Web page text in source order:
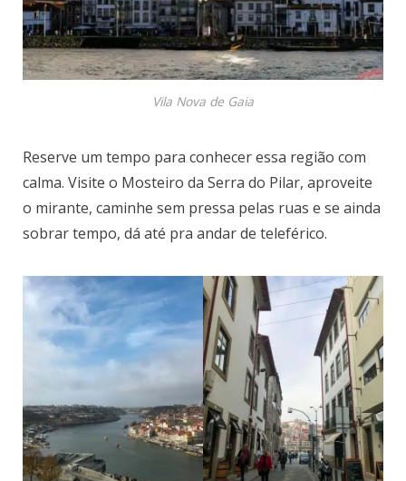
Vila Nova de Gaia
Reserve um tempo para conhecer essa região com
calma. Visite o Mosteiro da Serra do Pilar, aproveite
o mirante, caminhe sem pressa pelas ruas e se ainda
sobrar tempo, dá até pra andar de teleférico.